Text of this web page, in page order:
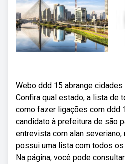
Webo ddd 15 abrange
Confira qual estado, a lista de
como fazer ligações com ddd
candidato à prefeitura de são
entrevista com alan severiano,
possui uma lista com todos
Na página, você pode